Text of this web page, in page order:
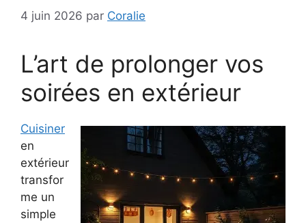
4 juin 2026 par Coralie
L’art de prolonger vos
soirées en extérieur
Cuisiner
en
extérieur
transfor
me un
simple